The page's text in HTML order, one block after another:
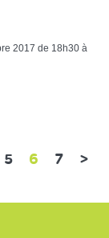
2017 de 18h30 à
5 6 (current)
7 >